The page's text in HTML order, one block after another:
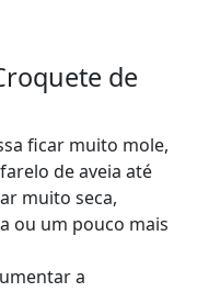
de
ficar muito mole,
de aveia até
muito seca,
ou um pouco mais
a